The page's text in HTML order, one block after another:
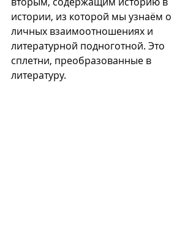
истории, из которой мы узнаём о
личных взаимоотношениях и
литературной подноготной. Это
сплетни, преобразованные в
литературу.